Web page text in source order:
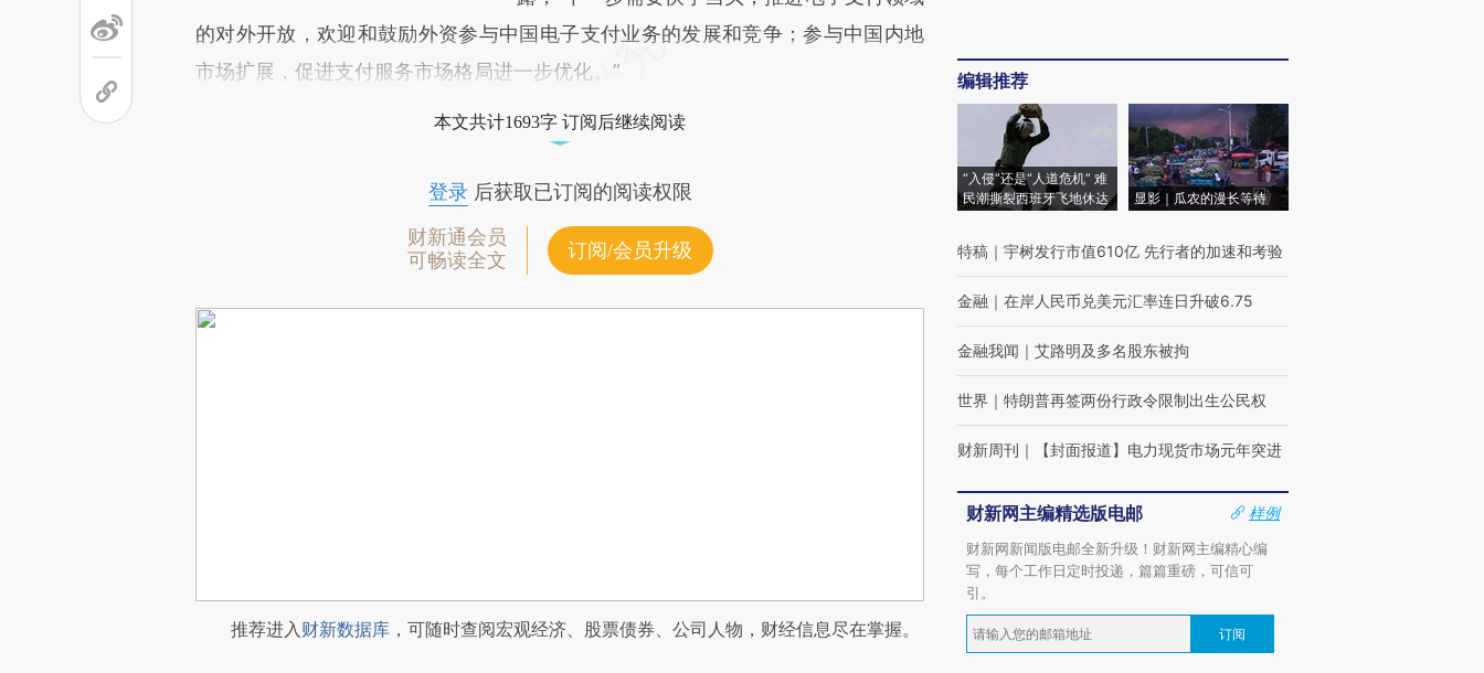
的对外开放，欢迎和鼓励外资参与中国电子支付业务的发展和竞争；参与中国内地
市场扩展，促进支付服务市场格局进一步优化。”
本文共计1693字 订阅后继续阅读
登录后获取已订阅的阅读权限
财新通会员
可畅读全文
订阅/会员升级
推荐进入财新数据库 ，可随时查阅宏观经济、股票债券、公司人物，财经信息尽在掌握。
编辑推荐
“入侵”还是“人道危机” 难
民潮撕裂西班牙飞地休达
显影｜瓜农的漫长等待
特稿 ｜ 宇树发行市值610亿 先行者的加速和考验
金融 ｜ 在岸人民币兑美元汇率连日升破6.75
金融我闻 ｜ 艾路明及多名股东被拘
世界 ｜ 特朗普再签两份行政令限制出生公民权
财新周刊 ｜ 【封面报道】电力现货市场元年突进
财新网主编精选版电邮
样例
财新网新闻版电邮全新升级！财新网主编精心编
写，每个工作日定时投递，篇篇重磅，可信可
引。
订阅